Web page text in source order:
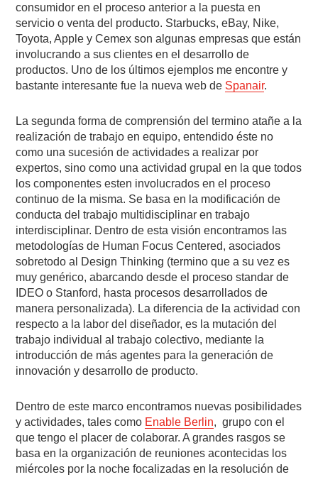
consumidor en el proceso anterior a la puesta en
servicio o venta del producto. Starbucks, eBay, Nike,
Toyota, Apple y Cemex son algunas empresas que están
involucrando a sus clientes en el desarrollo de
productos. Uno de los últimos ejemplos me encontre y
bastante interesante fue la nueva web de Spanair.
La segunda forma de comprensión del termino atañe a la
realización de trabajo en equipo, entendido éste no
como una sucesión de actividades a realizar por
expertos, sino como una actividad grupal en la que todos
los componentes esten involucrados en el proceso
continuo de la misma. Se basa en la modificación de
conducta del trabajo multidisciplinar en trabajo
interdisciplinar. Dentro de esta visión encontramos las
metodologías de Human Focus Centered, asociados
sobretodo al Design Thinking (termino que a su vez es
muy genérico, abarcando desde el proceso standar de
IDEO o Stanford, hasta procesos desarrollados de
manera personalizada). La diferencia de la actividad con
respecto a la labor del diseñador, es la mutación del
trabajo individual al trabajo colectivo, mediante la
introducción de más agentes para la generación de
innovación y desarrollo de producto.
Dentro de este marco encontramos nuevas posibilidades
y actividades, tales como Enable Berlin, grupo con el
que tengo el placer de colaborar. A grandes rasgos se
basa en la organización de reuniones acontecidas los
miércoles por la noche focalizadas en la resolución de